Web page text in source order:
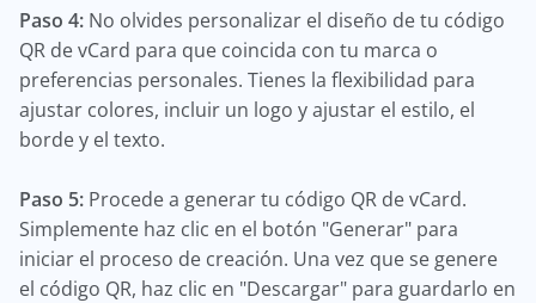
Paso 4: No olvides personalizar el diseño de tu código
QR de vCard para que coincida con tu marca o
preferencias personales. Tienes la flexibilidad para
ajustar colores, incluir un logo y ajustar el estilo, el
borde y el texto.
Paso 5: Procede a generar tu código QR de vCard.
Simplemente haz clic en el botón "Generar" para
iniciar el proceso de creación. Una vez que se genere
el código QR, haz clic en "Descargar" para guardarlo en